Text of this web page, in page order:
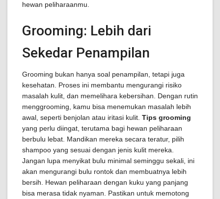
hewan peliharaanmu.
Grooming: Lebih dari
Sekedar Penampilan
Grooming bukan hanya soal penampilan, tetapi juga
kesehatan. Proses ini membantu mengurangi risiko
masalah kulit, dan memelihara kebersihan. Dengan rutin
menggrooming, kamu bisa menemukan masalah lebih
awal, seperti benjolan atau iritasi kulit. Tips grooming
yang perlu diingat, terutama bagi hewan peliharaan
berbulu lebat. Mandikan mereka secara teratur, pilih
shampoo yang sesuai dengan jenis kulit mereka.
Jangan lupa menyikat bulu minimal seminggu sekali, ini
akan mengurangi bulu rontok dan membuatnya lebih
bersih. Hewan peliharaan dengan kuku yang panjang
bisa merasa tidak nyaman. Pastikan untuk memotong